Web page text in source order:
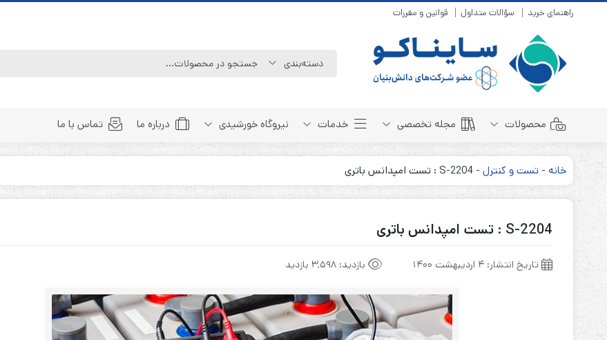
راهنمای خرید سؤالات متداول قوانین و مقررات
محصولات
باتری سیلد لید اسید
باتری 6 ولت
باتری لیتیوم
باتری نیکل متال هیدرید
Line Interactive (Simulated Sine Wave)
مجله تخصصی
مبانی باتری
تست و کنترل
باتری هوشمند
روش های شارژ
روش های تخلیه
خدمات نیروگاه خورشیدی درباره ما تماس با ما
خانه - تست و کنترل- S-2204 : تست امپدانس باتری
S-2204 : تست امپدانس باتری
تاریخ انتشار: ۴ اردیبهشت ۱۴۰۰ بازدید: 3,598 بازدید